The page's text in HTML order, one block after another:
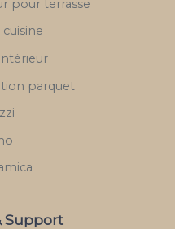
pour terrasse
parquet
Support